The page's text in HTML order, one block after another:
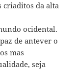
criaditos da alta
ocidental.
de antever o
mas
seja